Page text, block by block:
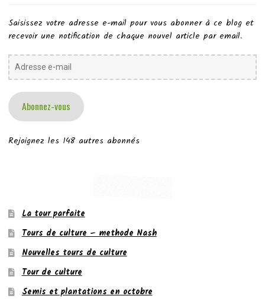
Saisissez votre adresse e-mail pour vous abonner à ce blog et
recevoir une notification de chaque nouvel article par email.
Adresse
e-
Abonnez-vous
Rejoignez les 148 autres abonnés
La tour parfaite
Tours de culture – methode Nash
Nouvelles tours de culture
Tour de culture
Semis et plantations en octobre